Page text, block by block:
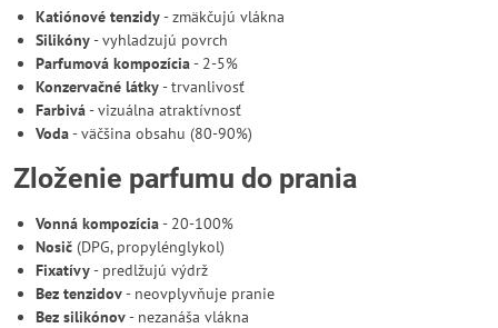
Katiónové tenzidy- zmäkčujú vlákna
Silikóny- vyhladzujú povrch
Parfumová kompozícia- 2-5%
Konzervačné látky- trvanlivosť
Farbivá- vizuálna atraktívnosť
Voda- väčšina obsahu (80-90%)
Zloženie parfumu do prania
Vonná kompozícia- 20-100%
Nosič (DPG, propylénglykol)
Fixatívy- predlžujú výdrž
Bez tenzidov- neovplyvňuje pranie
Bez silikónov- nezanáša vlákna